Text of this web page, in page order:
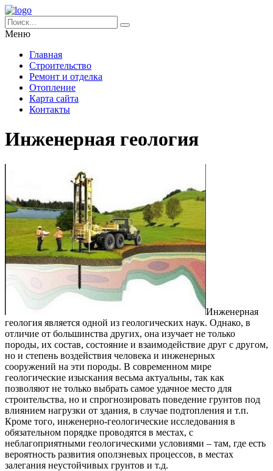
Меню
Главная
Строительство
Ремонт и отделка
Отопление
Карта сайта
Контакты
Инженерная геология
Инженерная
геология является одной из геологических наук. Однако, в
отличие от большинства других, она изучает не только
породы, их состав, состояние и взаимодействие друг с другом,
но и степень воздействия человека и инженерных
сооружений на эти породы. В современном мире
геологические изыскания весьма актуальны, так как
позволяют не только выбрать самое удачное место для
строительства, но и спрогнозировать поведение грунтов под
влиянием нагрузки от здания, в случае подтопления и т.п.
Кроме того, инженерно-геологические исследования в
обязательном порядке проводятся в местах, с
неблагоприятными геологическими условиями – там, где есть
вероятность развития оползневых процессов, в местах
залегания неустойчивых грунтов и т.д.